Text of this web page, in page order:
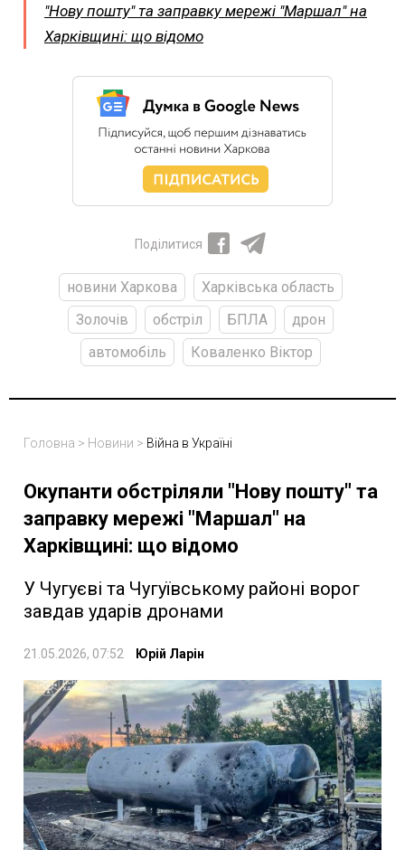
"Нову пошту" та заправку мережі "Маршал" на
Харківщині: що відомо
Поділитися
новини Харкова
Харківська область
Золочів
обстріл БПЛА
дрон
автомобіль
Коваленко Віктор
Головна > Новини > Війна в Україні
Окупанти обстріляли "Нову пошту" та
заправку мережі "Маршал" на
Харківщині: що відомо
У Чугуєві та Чугуївському районі ворог
завдав ударів дронами
21.05.2026, 07:52 Юрій Ларін